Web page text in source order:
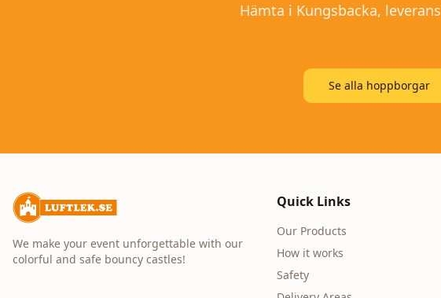
Hämta i Kungsbacka,
Se alla hoppborgar
We make your event unforgettable with our
colorful and safe bouncy castles!
Quick Links
Our Products
How it works
Safety